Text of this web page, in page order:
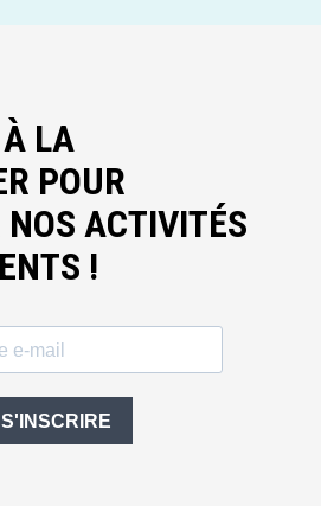
À LA
POUR
NOS ACTIVITÉS
!
S'INSCRIRE